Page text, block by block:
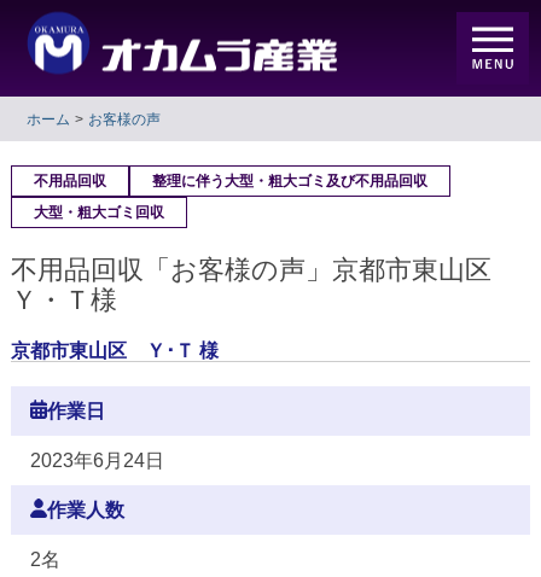
ホーム お客様の声
不用品回収
整理に伴う大型・粗大ゴミ及び不用品回収
大型・粗大ゴミ回収
不用品回収「お客様の声」京都市東山区
Ｙ・Ｔ様
京都市東山区 Ｙ･Ｔ 様
作業日
2023年6月24日
作業人数
2名